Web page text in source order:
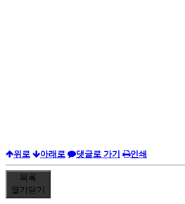
위로 아래로 댓글로 가기 인쇄
목록
열기 닫기